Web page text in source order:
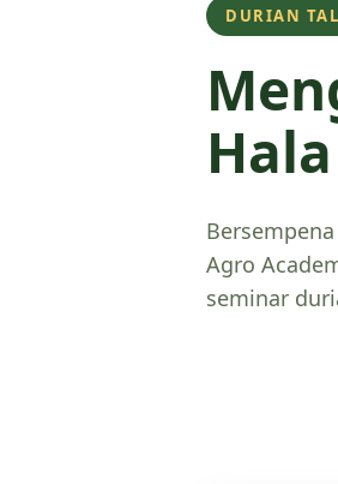
DURIAN
Bersempena
Agro
seminar